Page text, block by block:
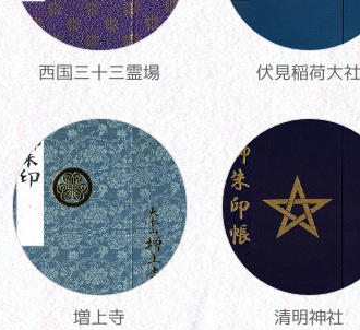
西国三十三霊場 伏見稲荷大社
増上寺 清明神社